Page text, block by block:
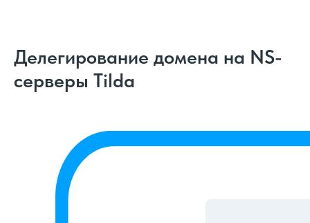
Делегирование домена на NS-
серверы Tilda